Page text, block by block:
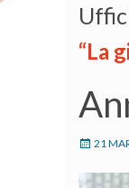
“La
21